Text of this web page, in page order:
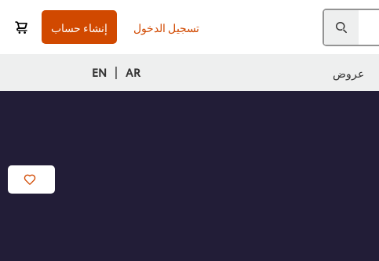
تسجيل الدخول إنشاء حساب
عروض AR
|
EN